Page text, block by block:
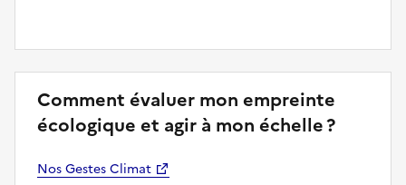
Comment évaluer mon empreinte
écologique et agir à mon échelle ?
Nos Gestes Climat